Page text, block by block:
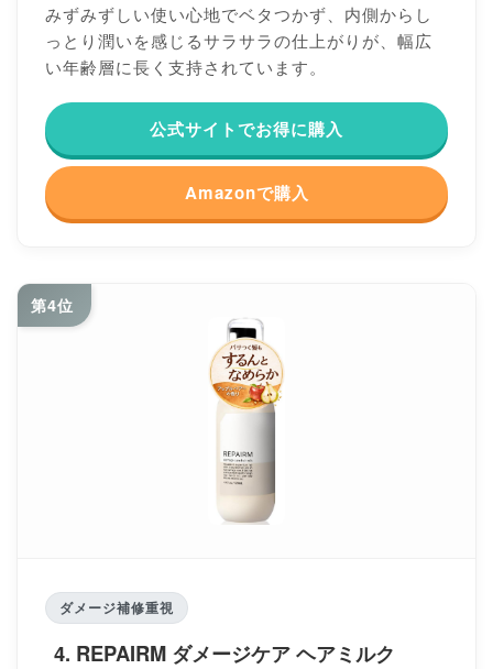
みずみずしい使い心地でベタつかず、内側からし
っとり潤いを感じるサラサラの仕上がりが、幅広
い年齢層に長く支持されています。
公式サイトでお得に購入
Amazonで購入
第4位
ダメージ補修重視
4. REPAIRM ダメージケア ヘアミルク